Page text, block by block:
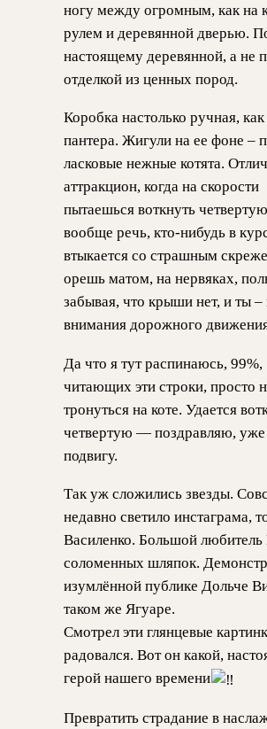
ногу между огромным, как на
рулем и деревянной дверью.
настоящему деревянной, а не
отделкой из ценных пород.
Коробка настолько ручная,
пантера. Жигули на ее фоне –
ласковые нежные котята.
аттракцион, когда на скорости
пытаешься воткнуть
вообще речь, кто-нибудь в
втыкается со страшным
орешь матом, на нервяках,
забывая, что крыши нет, и ты –
внимания дорожного
Да что я тут распинаюсь, 99%,
читающих эти строки, просто
тронуться на коте. Удается
четвертую — поздравляю, уже
подвигу.
Так уж сложились звезды.
недавно светило инстаграма,
Василенко. Большой любитель
соломенных шляпок.
изумлённой публике Дольче
таком же Ягуаре.
Смотрел эти глянцевые
радовался. Вот он какой,
герой нашего времени
Превратить страдание в